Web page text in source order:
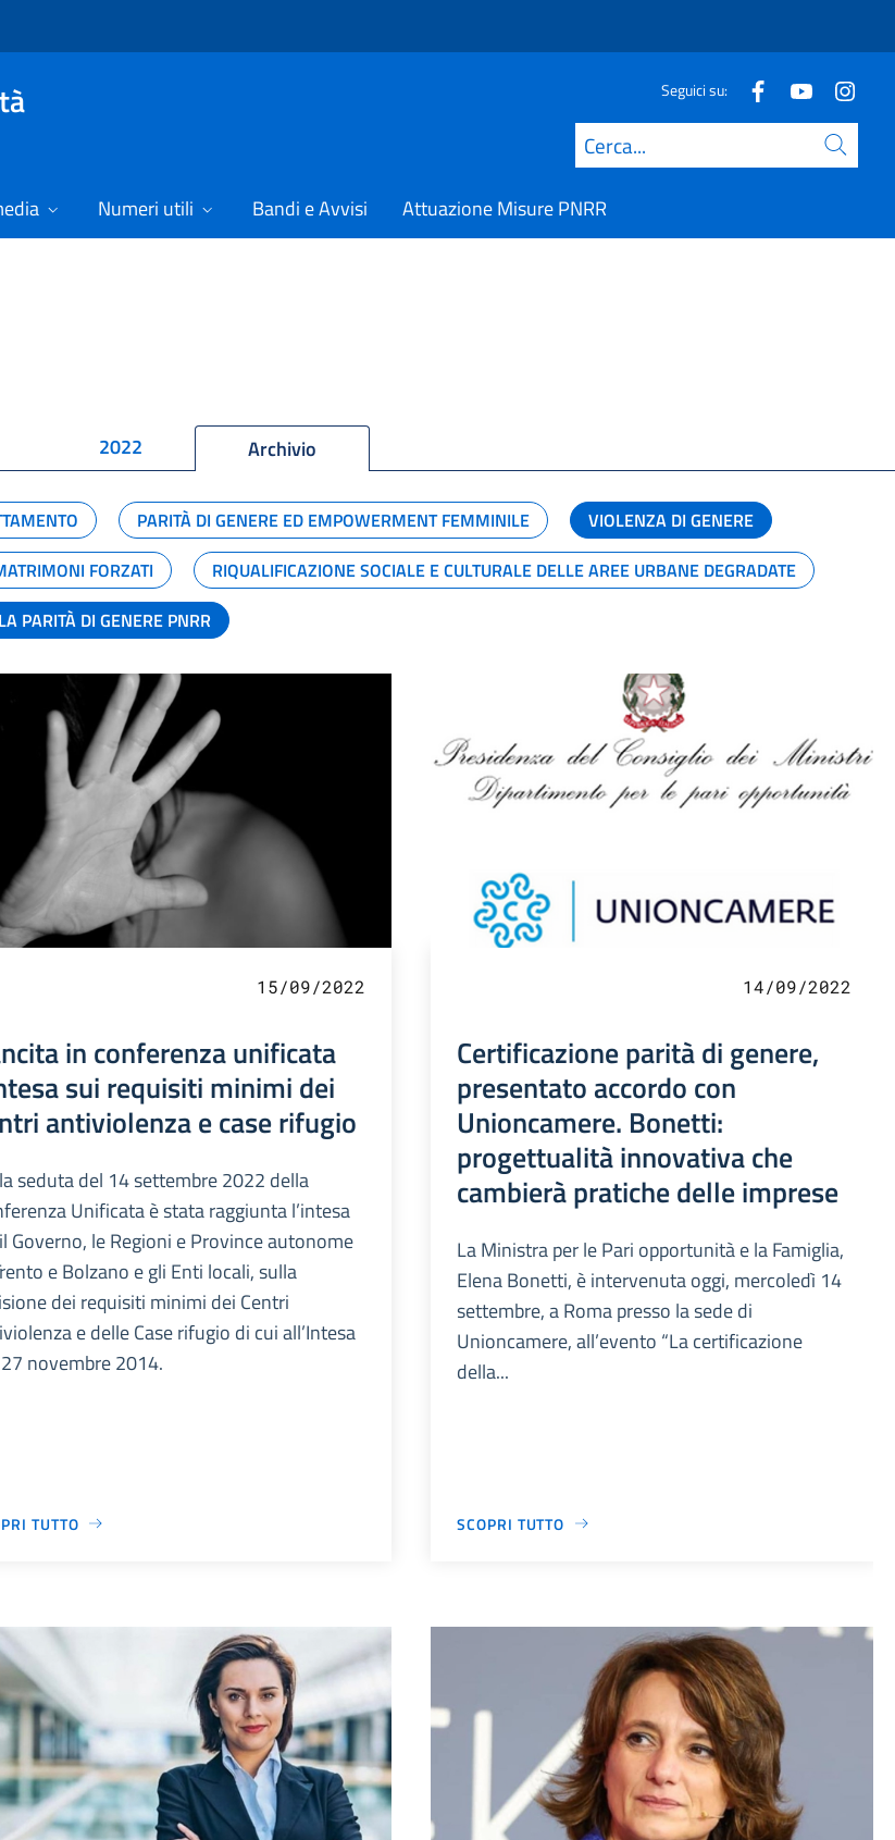
Seguici su:
Cerca
Numeri utili Bandi e Avvisi Attuazione Misure PNRR
2022 Archivio
PARITÀ DI GENERE ED EMPOWERMENT FEMMINILE
VIOLENZA DI GENERE
FORZATI
RIQUALIFICAZIONE SOCIALE E CULTURALE DELLE AREE URBANE DEGRADATE
PARITÀ DI GENERE PNRR
15/09/2022
in conferenza unificata
sui requisiti minimi dei
antiviolenza e case rifugio
seduta del 14 settembre 2022 della
Unificata è stata raggiunta l’intesa
Governo, le Regioni e Province autonome
e Bolzano e gli Enti locali, sulla
dei requisiti minimi dei Centri
e delle Case rifugio di cui all’Intesa
novembre 2014.
TUTTO
14/09/2022
Certificazione parità di genere,
presentato accordo con
Unioncamere. Bonetti:
progettualità innovativa che
cambierà pratiche delle imprese
La Ministra per le Pari opportunità e la Famiglia,
Elena Bonetti, è intervenuta oggi, mercoledì 14
settembre, a Roma presso la sede di
Unioncamere, all’evento “La certificazione
della...
SCOPRI TUTTO